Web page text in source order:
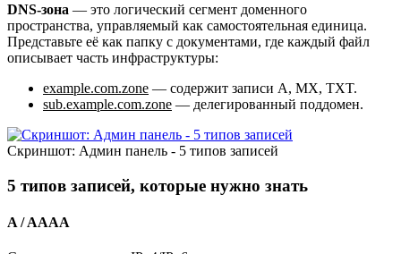
DNS-зона — это логический сегмент доменного
пространства, управляемый как самостоятельная единица.
Представьте её как папку с документами, где каждый файл
описывает часть инфраструктуры:
example.com.zone — содержит записи A, MX, TXT.
sub.example.com.zone — делегированный поддомен.
Скриншот: Админ панель - 5 типов записей
5 типов записей, которые нужно знать
A / AAAA